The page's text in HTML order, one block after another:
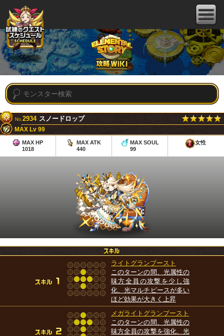
No.2934 スノードロップ
MAX Lv 99
MAX HP
1018
MAX ATK
440
MAX SOUL
99
女性
ライトグランブースト
このターンの間、光属性の
味方全員の攻撃を少し強
化、光マルチピースが多い
ほど効果が大きく上昇
メガライトグランブースト
このターンの間、光属性の
味方全員の攻撃を強化、光